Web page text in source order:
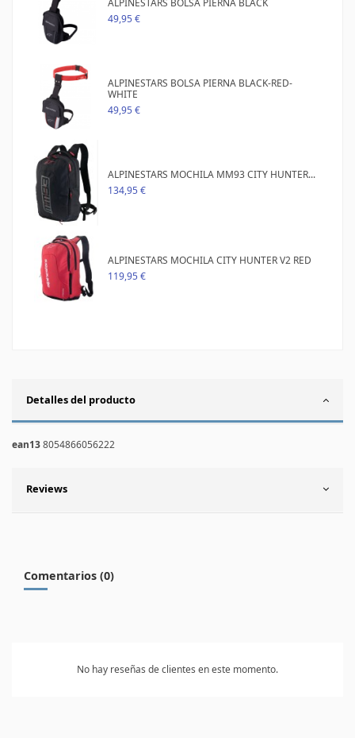
ALPINESTARS BOLSA PIERNA BLACK
49,95 €
ALPINESTARS BOLSA PIERNA BLACK-RED-
WHITE
49,95 €
ALPINESTARS MOCHILA MM93 CITY HUNTER...
134,95 €
ALPINESTARS MOCHILA CITY HUNTER V2 RED
119,95 €
Detalles del producto
ean138054866056222
Reviews
Comentarios (0)
No hay reseñas de clientes en este momento.